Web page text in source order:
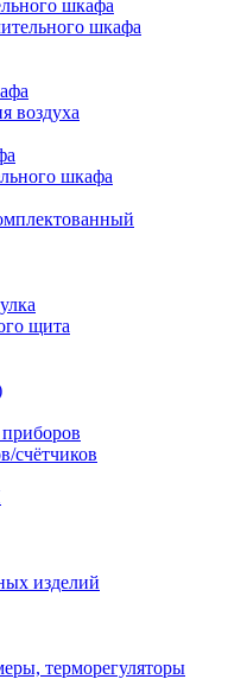
шкафа
шкафа
воздуха
шкафа
щита
счётчиков
изделий
терморегуляторы